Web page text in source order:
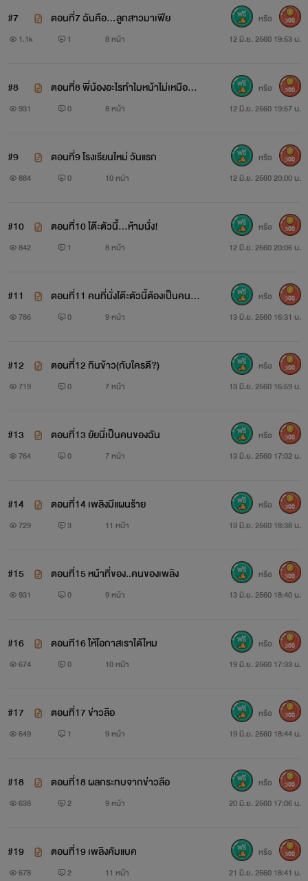
นิสัย: เรียบร้อย น่ารัก ไม่ชอบความรุนเเรง(แม่ปลูกฝังมา
แบบนี้) ใช้ชีวิตอยู่ในกรอบตามใจแม่ตลอด
ลูกสาวมาเฟียแก๊งค์ เนตรวารี
อัคนี ปรีชาณรงค์
นิสัย: ปกติเป็นคนนิ่งๆ แต่ถ้าหงุดหงิดจะอารมณ์ร้อน มุทะลุ
ทายาทแก๊งค์เพลิงอัคคี
#7 ตอนที่7 ฉันคือ...ลูกสาวมาเฟีย
1.1k 1 8 หน้า 12 มิ.ย. 2560 19:53 น.
หรือ 300
#8
ตอนที่8 พี่น้องอะไรทำไมหน้าไม่เหมือนกั
931 0 8 หน้า 12 มิ.ย. 2560 19:57 น.
หรือ 300
#9 ตอนที่9 โรงเรียนใหม่ วันแรก
884 0 10 หน้า 12 มิ.ย. 2560 20:00 น.
หรือ 300
#10 ตอนที่10 โต๊ะตัวนี้...ห้ามนั่ง!
842 1 8 หน้า 12 มิ.ย. 2560 20:06 น.
หรือ 300
#11
ตอนที่11 คนที่นั่งโต๊ะตัวนี้ต้องเป็นคนขอ
งฉัน
786 0 9 หน้า 13 มิ.ย. 2560 16:31 น.
หรือ 300
#12 ตอนที่12 กินข้าว(กับใครดี?)
719 0 7 หน้า 13 มิ.ย. 2560 16:59 น.
หรือ 300
#13 ตอนที่13 ยัยนี่เป็นคนของฉัน
764 0 7 หน้า 13 มิ.ย. 2560 17:02 น.
หรือ 300
#14 ตอนที่14 เพลิงมีแผนร้าย
729 3 11 หน้า 13 มิ.ย. 2560 18:38 น.
หรือ 300
#15 ตอนที่15 หน้าที่ของ..คนของเพลิง
931 0 9 หน้า 13 มิ.ย. 2560 18:40 น.
หรือ 300
#16 ตอนที16 ให้โอกาสเราได้ไหม
674 0 10 หน้า 19 มิ.ย. 2560 17:33 น.
หรือ 300
#17 ตอนที่17 ข่าวลือ
649 1 9 หน้า 19 มิ.ย. 2560 18:44 น.
หรือ 300
#18 ตอนที่18 ผลกระทบจากข่าวลือ
638 2 9 หน้า 20 มิ.ย. 2560 17:06 น.
หรือ 300
#19 ตอนที่19 เพลิงคัมแบค
678 2 11 หน้า 21 มิ.ย. 2560 18:41 น.
หรือ 300